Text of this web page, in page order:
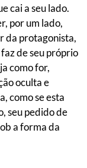
cai a seu lado.
por um lado,
da protagonista,
de seu próprio
como for,
oculta e
como se esta
seu pedido de
a forma da